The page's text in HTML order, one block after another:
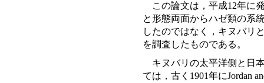
この論文は，平成12年に
と形態両面からハゼ類の系
したのではなく，キヌバリ
を調査したものである。
キヌバリの太平洋側と日
ては，古く1901年にJordan